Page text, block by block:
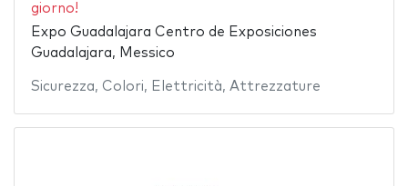
giorno!
Expo Guadalajara Centro de Exposiciones
Guadalajara, Messico
Sicurezza, Colori, Elettricità, Attrezzature